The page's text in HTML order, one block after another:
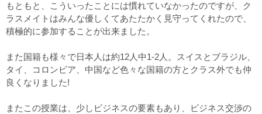
もともと、こういったことには慣れていなかったのですが、ク
ラスメイトはみんな優しくてあたたかく見守ってくれたので、
積極的に参加することが出来ました。
また国籍も様々で日本人は約12人中1-2人。スイスとブラジル、
タイ、コロンビア、中国など色々な国籍の方とクラス外でも仲
良くなりました!
またこの授業は、少しビジネスの要素もあり、ビジネス交渉の